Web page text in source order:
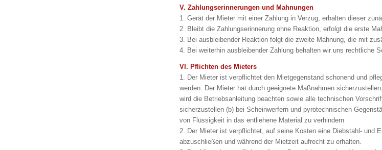
V. Zahlungserinnerungen und Mahnungen
1. Gerät der Mieter mit einer Zahlung in Verzug, erhalten dieser
2. Bleibt die Zahlungserinnerung ohne Reaktion, erfolgt die erste
3. Bei ausbleibender Reaktion folgt die zweite Mahnung, die mit
4. Bei weiterhin ausbleibender Zahlung behalten wir uns rechtliche
VI. Pflichten des Mieters
1. Der Mieter ist verpflichtet den Mietgegenstand schonend und
werden. Der Mieter hat durch geeignete Maßnahmen
wird die Betriebsanleitung beachten sowie alle technischen
sicherzustellen (b) bei Scheinwerfern und pyrotechnischen
von Flüssigkeit in das entliehene Material zu verhindern
2. Der Mieter ist verpflichtet, auf seine Kosten eine Diebstahl- und
abzuschließen und während der Mietzeit aufrecht zu erhalten.